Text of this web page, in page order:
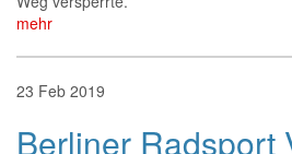
mehr
23 Feb 2019
Berliner Radsport